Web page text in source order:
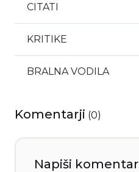
CITATI
KRITIKE
BRALNA VODILA
Komentarji (0)
Napiši komentar